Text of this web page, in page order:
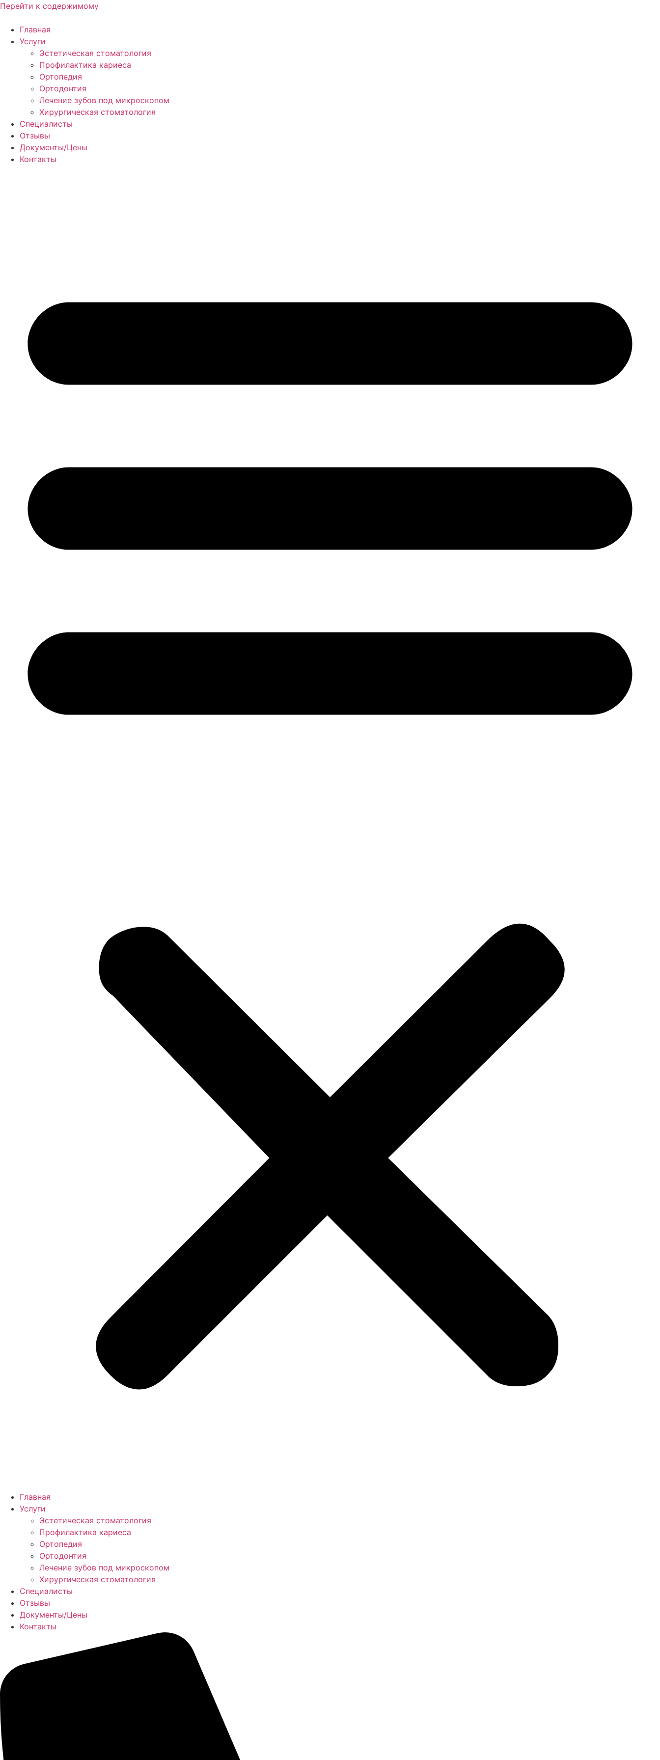
Перейти к содержимому
Главная
Услуги
Эстетическая стоматология
Профилактика кариеса
Ортопедия
Ортодонтия
Лечение зубов под микроскопом
Хирургическая стоматология
Специалисты
Отзывы
Документы/Цены
Контакты
Главная
Услуги
Эстетическая стоматология
Профилактика кариеса
Ортопедия
Ортодонтия
Лечение зубов под микроскопом
Хирургическая стоматология
Специалисты
Отзывы
Документы/Цены
Контакты